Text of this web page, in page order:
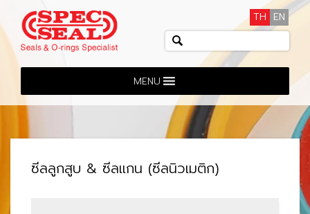
MENU
TH EN
ซีลลูกสูบ & ซีลแกน (ซีลนิวเมติก)